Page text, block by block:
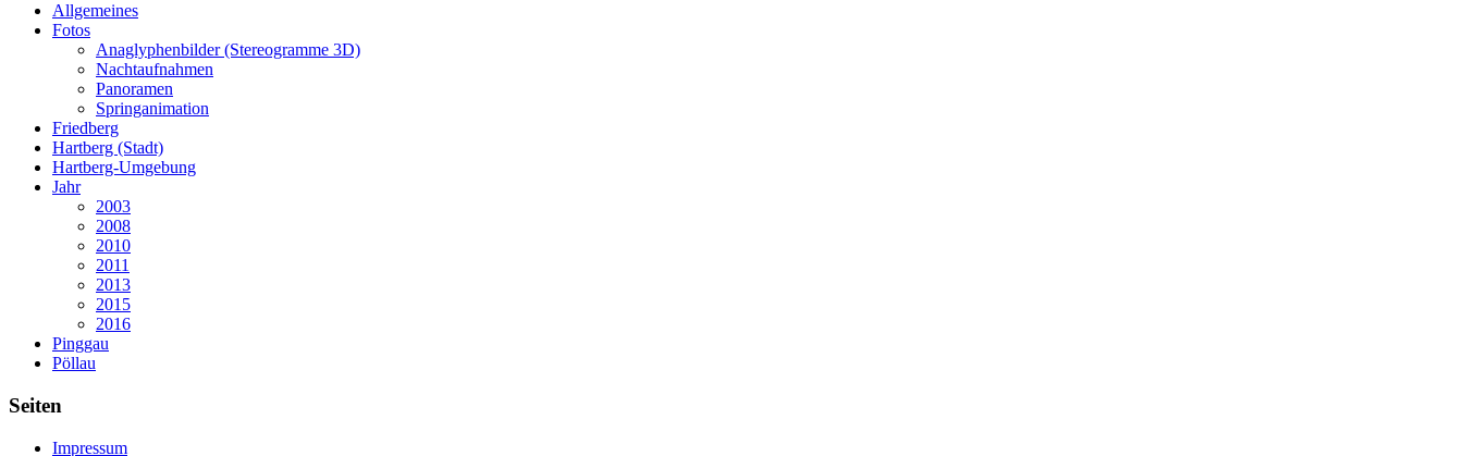
Allgemeines
Fotos
Anaglyphenbilder (Stereogramme 3D)
Nachtaufnahmen
Panoramen
Springanimation
Friedberg
Hartberg (Stadt)
Hartberg-Umgebung
Jahr
2003
2008
2010
2011
2013
2015
2016
Pinggau
Pöllau
Seiten
Impressum